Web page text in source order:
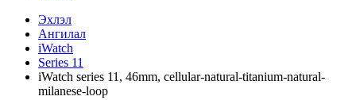
Эхлэл
Ангилал
iWatch
Series 11
iWatch series 11, 46mm, cellular-natural-titanium-natural-
milanese-loop